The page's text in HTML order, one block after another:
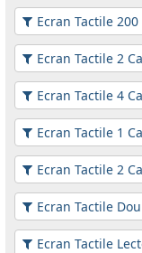
Ecran Tactile 200
Ecran Tactile 2
Ecran Tactile 4
Ecran Tactile 1
Ecran Tactile 2
Ecran Tactile
Ecran Tactile